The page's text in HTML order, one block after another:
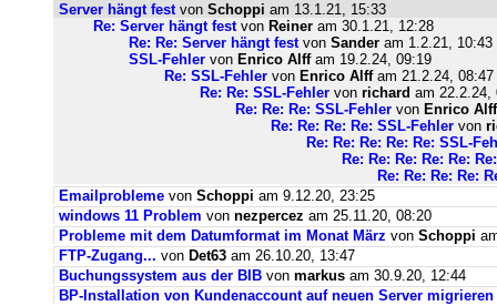
Server hängt festvon Schoppi am 13.1.21, 15:33
Re: Server hängt festvon Reiner am 30.1.21, 12:28
Re: Re: Server hängt festvon Sander am 1.2.21, 10:43
SSL-Fehler von Enrico Alffam 19.2.24, 09:19
Re: SSL-Fehler von Enrico Alffam 21.2.24, 08:47
Re: Re: SSL-Fehler von richard am 22.2.24,
Re: Re: Re: SSL-Fehler von Enrico Alff
Re: Re: Re: Re: SSL-Fehler von
Re: Re: Re: Re: Re: SSL-
Re: Re: Re: Re: Re:
Re: Re: Re: Re:
Emailprobleme von Schoppi am 9.12.20, 23:25
windows 11 Problem von nezpercez am 25.11.20, 08:20
Probleme mit dem Datumformat im Monat März von Schoppi
FTP-Zugang... von Det63 am 26.10.20, 13:47
Buchungssystem aus der BIB von markus am 30.9.20, 12:44
BP-Installation von Kundenaccount auf neuen Server migrieren